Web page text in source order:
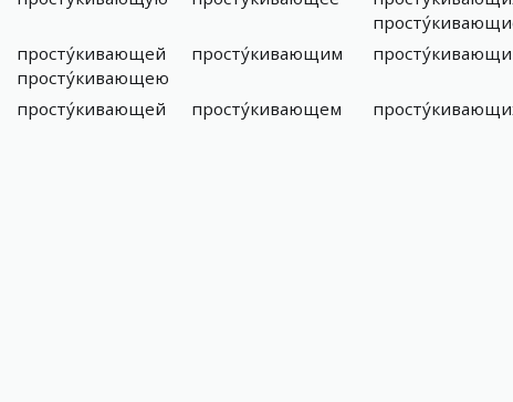
просту́кивающей
просту́кивающею
просту́кивающим
просту́кивающей просту́кивающем